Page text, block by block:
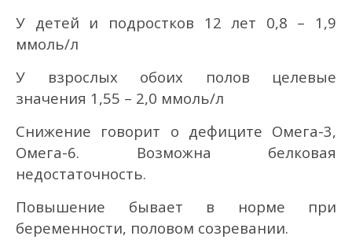
У детей и подростков 12 лет 0,8 – 1,9
ммоль/л
У взрослых обоих полов целевые
значения 1,55 – 2,0 ммоль/л
Снижение говорит о дефиците Омега-3,
Омега-6. Возможна белковая
недостаточность.
Повышение бывает в норме при
беременности, половом созревании.